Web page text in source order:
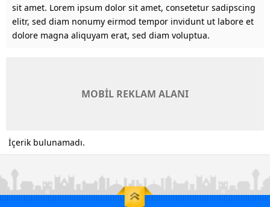
sit amet. Lorem ipsum dolor sit amet, consetetur sadipscing
elitr, sed diam nonumy eirmod tempor invidunt ut labore et
dolore magna aliquyam erat, sed diam voluptua.
MOBİL REKLAM ALANI
İçerik bulunamadı.